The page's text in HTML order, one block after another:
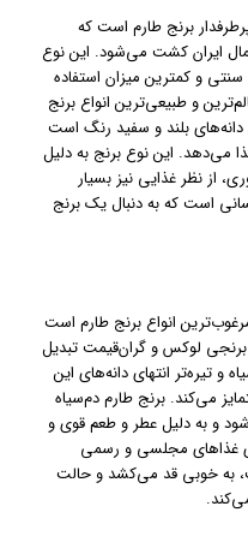
برنج طارم است که
ایران کشت می‌شود. این نوع
و کمترین میزان استفاده
و طبیعی‌ترین انواع برنج
بلند و سفید رنگ است
این نوع برنج به دلیل
از نظر غذایی نیز بسیار
است که به دنبال یک برنج
انواع برنج طارم است
برنجی لوکس و گران‌قیمت تبدیل
و تیره‌تر انتهای دانه‌های این
می‌کند. برنج طارم دم‌سیاه
و به دلیل عطر و طعم قوی و
غذاهای مجلسی و رسمی
به خوبی قد می‌کشد و حالت